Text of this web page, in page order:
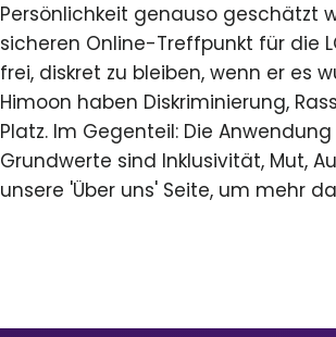
Persönlichkeit genauso geschätzt
sicheren Online-Treffpunkt für die
frei, diskret zu bleiben, wenn er es
Himoon haben Diskriminierung,
Platz. Im Gegenteil: Die
Grundwerte sind Inklusivität, Mut,
unsere 'Über uns' Seite, um mehr